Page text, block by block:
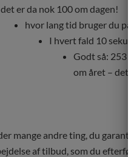
det er da nok 100 om dagen!
hvor lang tid bruger du
I hvert fald 10
Godt så: 253
om året – det
mange andre ting, du
af tilbud, som du